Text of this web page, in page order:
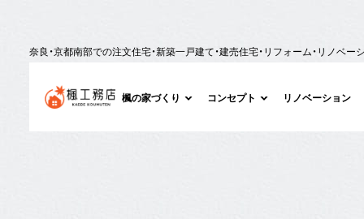
奈良・京都南部での注文住宅・新築一戸建て・建売住宅・リフォーム・リノベ
楓の家づくり コンセプト リノベーション